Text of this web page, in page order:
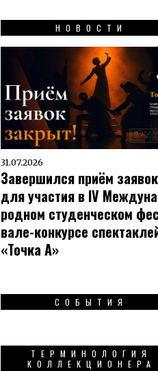
НОВОСТИ
31.07.2026
Завершился приём заявок
для участия в IV
род­ном сту­ден­чес­ком
вале-кон­кур­се
«Точка А»
СОБЫТИЯ
ТЕРМИНОЛОГИЯ
КОЛЛЕКЦИОНЕРА